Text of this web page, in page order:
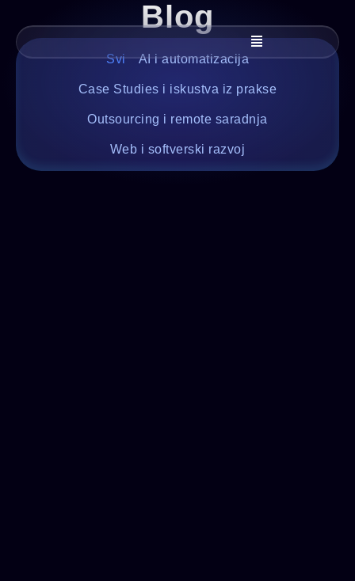
Blog
AI i automatizacija
Case Studies i iskustva iz prakse
Outsourcing i remote saradnja
Web i softverski razvoj
Svi